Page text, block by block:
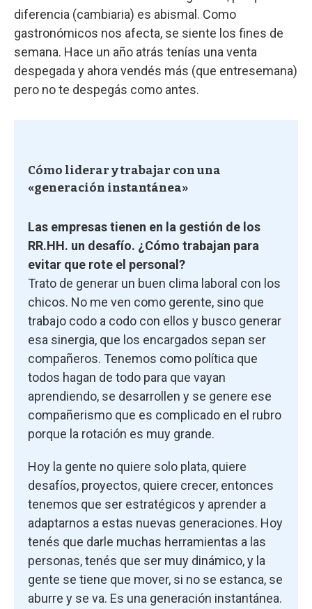
diferencia (cambiaria) es abismal. Como
gastronómicos nos afecta, se siente los fines de
semana. Hace un año atrás tenías una venta
despegada y ahora vendés más (que entresemana)
pero no te despegás como antes.
Cómo liderar y trabajar con una
«generación instantánea»
Las empresas tienen en la gestión de los
RR.HH. un desafío. ¿Cómo trabajan para
evitar que rote el personal?
Trato de generar un buen clima laboral con los
chicos. No me ven como gerente, sino que
trabajo codo a codo con ellos y busco generar
esa sinergia, que los encargados sepan ser
compañeros. Tenemos como política que
todos hagan de todo para que vayan
aprendiendo, se desarrollen y se genere ese
compañerismo que es complicado en el rubro
porque la rotación es muy grande.
Hoy la gente no quiere solo plata, quiere
desafíos, proyectos, quiere crecer, entonces
tenemos que ser estratégicos y aprender a
adaptarnos a estas nuevas generaciones. Hoy
tenés que darle muchas herramientas a las
personas, tenés que ser muy dinámico, y la
gente se tiene que mover, si no se estanca, se
aburre y se va. Es una generación instantánea.